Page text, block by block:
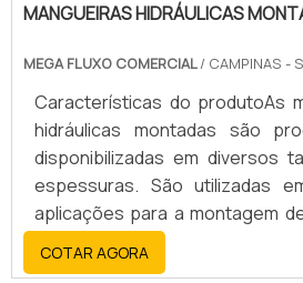
MANGUEIRAS HIDRÁULICAS
MEGA FLUXO COMERCIAL/ CAMPINAS -
Características do produtoAs
hidráulicas montadas são
disponibilizadas em diversos
espessuras. São utilizadas
aplicações para a montagem
especiais na indústria
petrolífera ou para
COTAR AGORA